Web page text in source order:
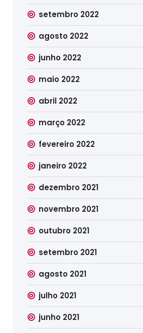
setembro 2022
agosto 2022
junho 2022
maio 2022
abril 2022
março 2022
fevereiro 2022
janeiro 2022
dezembro 2021
novembro 2021
outubro 2021
setembro 2021
agosto 2021
julho 2021
junho 2021